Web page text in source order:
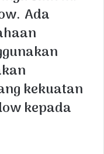
Ada
kekuatan
kepada